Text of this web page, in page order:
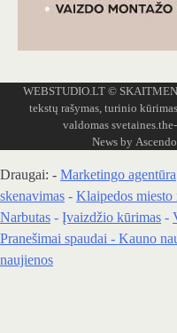
WEBSTUDIO.LT ©
tekstų rašymas, turinio
valdomas
News by
Draugai: - Marketingo agentūra
skenavimas - Klaipedos miesto
Narbutas - Įvaizdžio kūrimas -
Pranešimai spaudai - Kauno
naujienos